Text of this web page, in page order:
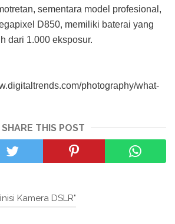
sementara model profesional,
D850, memiliki baterai yang
dari 1.000 eksposur.
photography/what-
SHARE THIS POST
Kamera DSLR"